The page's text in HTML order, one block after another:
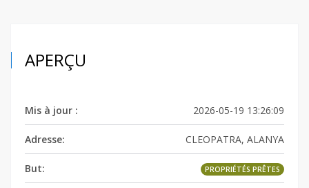
APERÇU
Mis à jour : 2026-05-19 13:26:09
Adresse: CLEOPATRA, ALANYA
But: PROPRIÉTÉS PRÊTES